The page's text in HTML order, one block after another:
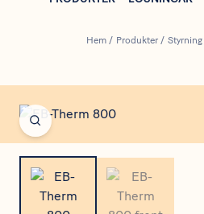
Hem / Produkter / Styrning
Open fullscreen